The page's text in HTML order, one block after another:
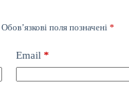
Обов’язкові поля позначені *
Email *